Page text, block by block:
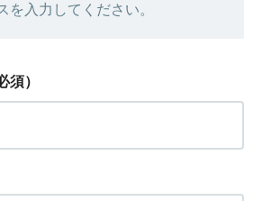
を入力してください。
須）